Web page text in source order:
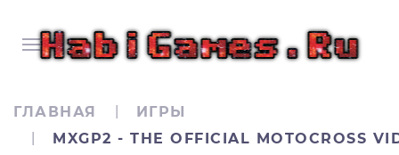
ГЛАВНАЯ
ИГРЫ
MXGP2 - THE OFFICIAL MOTOCROSS